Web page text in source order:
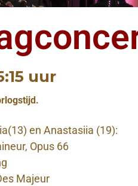
uur
en Anastasiia (19):
Opus 66
Majeur